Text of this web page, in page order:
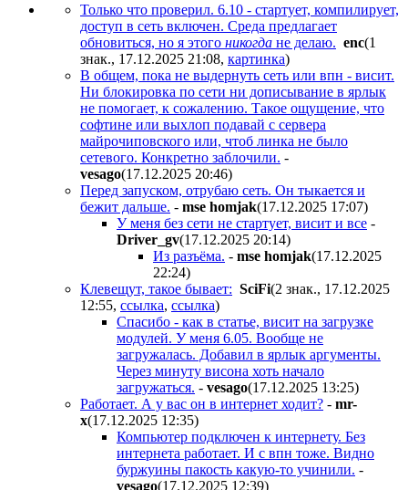
Только что проверил. 6.10 - стартует, компилирует,
доступ в сеть включен. Среда предлагает
обновиться, но я этого никогда не делаю. enc(1
знак., 17.12.2025 21:08, картинка)
В общем, пока не выдернуть сеть или впн - висит.
Ни блокировка по сети ни дописывание в ярлык
не помогает, к сожалению. Такое ощущение, что
софтине или выхлоп подавай с сервера
майрочиповского или, чтоб линка не было
сетевого. Конкретно заблочили. -
vesago(17.12.2025 20:46)
Перед запуском, отрубаю сеть. Он тыкается и
бежит дальше. - mse homjak(17.12.2025 17:07)
У меня без сети не стартует, висит и все -
Driver_gv(17.12.2025 20:14)
Из разъёма. - mse homjak(17.12.2025
22:24)
Клевещут, такое бывает: SciFi(2 знак., 17.12.2025
12:55, ссылка, ссылка)
Спасибо - как в статье, висит на загрузке
модулей. У меня 6.05. Вообще не
загружалась. Добавил в ярлык аргументы.
Через минуту висона хоть начало
загружаться. - vesago(17.12.2025 13:25)
Работает. А у вас он в интернет ходит? - mr-
x(17.12.2025 12:35)
Компьютер подключен к интернету. Без
интернета работает. И с впн тоже. Видно
буржуины пакость какую-то учинили. -
vesago(17.12.2025 12:39)